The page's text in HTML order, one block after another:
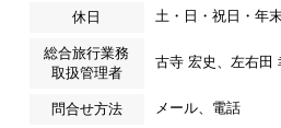
休日 土・日・祝日・年
総合旅行業務
取扱管理者
古寺 宏史、左右田
問合せ方法 メール、電話